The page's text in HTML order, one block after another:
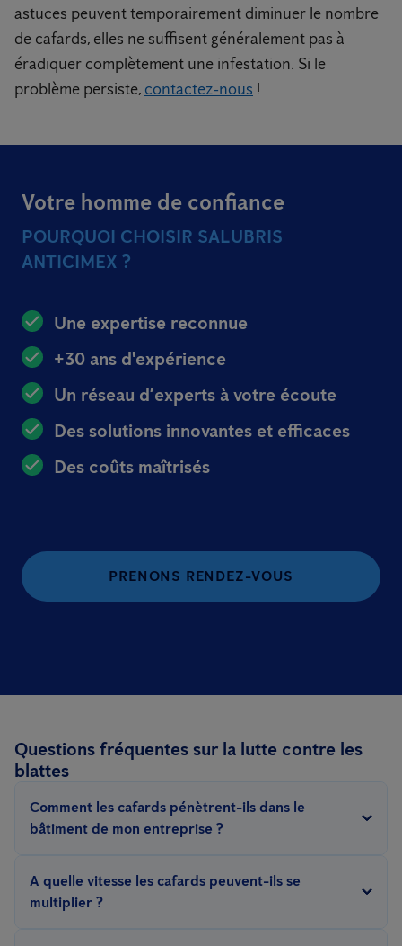
astuces peuvent temporairement diminuer le nombre
de cafards, elles ne suffisent généralement pas à
éradiquer complètement une infestation. Si le
problème persiste, contactez-nous !
Votre homme de confiance
POURQUOI CHOISIR SALUBRIS
ANTICIMEX ?
Une expertise reconnue
+30 ans d'expérience
Un réseau d’experts à votre écoute
Des solutions innovantes et efficaces
Des coûts maîtrisés
PRENONS RENDEZ-VOUS
Questions fréquentes sur la lutte contre les
blattes
Comment les cafards pénètrent-ils dans le
bâtiment de mon entreprise ?
palettes et des cartons, par des fissures et des crevasses, des
A quelle vitesse les cafards peuvent-ils se
multiplier ?